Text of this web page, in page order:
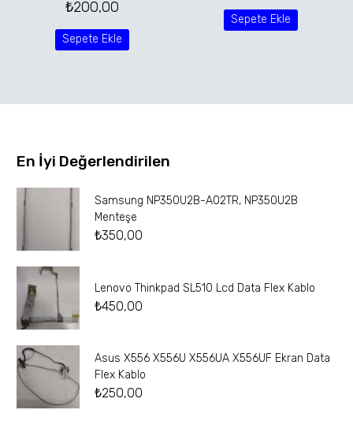
₺200,00
Sepete Ekle
Sepete Ekle
En İyi Değerlendirilen
Samsung NP350U2B-A02TR, NP350U2B
Menteşe
₺350,00
Lenovo Thinkpad SL510 Lcd Data Flex Kablo
₺450,00
Asus X556 X556U X556UA X556UF Ekran Data
Flex Kablo
₺250,00